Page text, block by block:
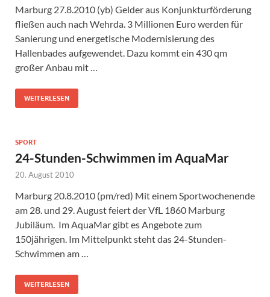
Marburg 27.8.2010 (yb) Gelder aus Konjunkturförderung
fließen auch nach Wehrda. 3 Millionen Euro werden für
Sanierung und energetische Modernisierung des
Hallenbades aufgewendet. Dazu kommt ein 430 qm
großer Anbau mit …
WEITERLESEN
SPORT
24-Stunden-Schwimmen im AquaMar
20. August 2010
Marburg 20.8.2010 (pm/red) Mit einem Sportwochenende
am 28. und 29. August feiert der VfL 1860 Marburg
Jubiläum. Im AquaMar gibt es Angebote zum
150jährigen. Im Mittelpunkt steht das 24-Stunden-
Schwimmen am …
WEITERLESEN